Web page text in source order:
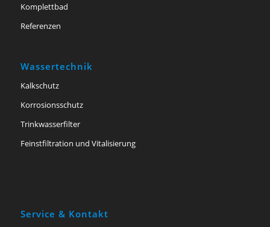
Komplettbad
Referenzen
Wassertechnik
Kalkschutz
Korrosionsschutz
Trinkwasserfilter
Feinstfiltration und Vitalisierung
Service & Kontakt